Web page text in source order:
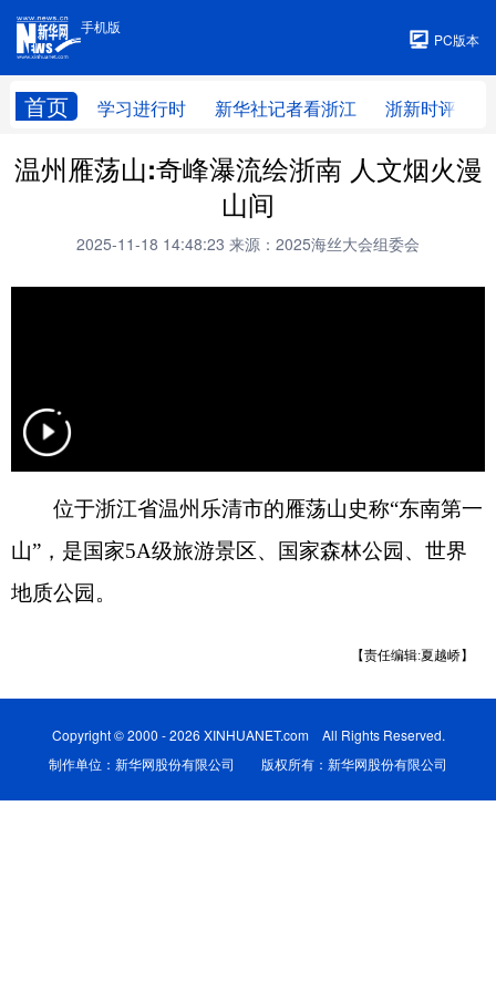
手机版
PC版本
首页 学习进行时 新华社记者看浙江 浙新时评
手机版
温州雁荡山:奇峰瀑流绘浙南 人文烟火漫
山间
2025-11-18 14:48:23 来源：2025海丝大会组委会
位于浙江省温州乐清市的雁荡山史称“东南第一
山”，是国家5A级旅游景区、国家森林公园、世界
地质公园。
【责任编辑:夏越峤】
Copyright © 2000 - 2026 XINHUANET.com All Rights Reserved.
制作单位：新华网股份有限公司 版权所有：新华网股份有限公司